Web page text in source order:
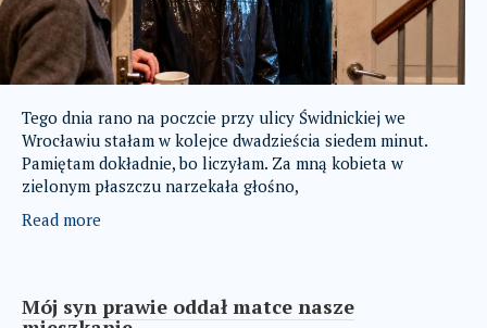
Tego dnia rano na poczcie przy ulicy Świdnickiej we
Wrocławiu stałam w kolejce dwadzieścia siedem minut.
Pamiętam dokładnie, bo liczyłam. Za mną kobieta w
zielonym płaszczu narzekała głośno,
Read more
Mój syn prawie oddał matce nasze